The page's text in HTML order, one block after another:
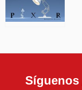
Síguenos